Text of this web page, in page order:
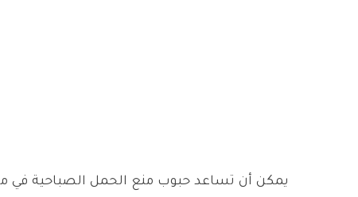
يمكن أن تساعد حبوب منع الحمل الصباحية في